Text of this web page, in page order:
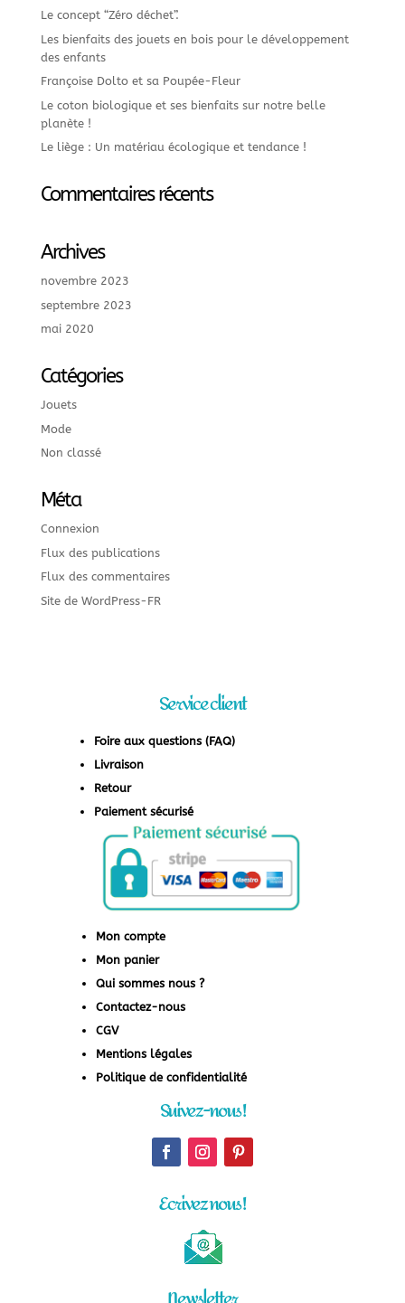
Le concept “Zéro déchet”.
Les bienfaits des jouets en bois pour le développement
des enfants
Françoise Dolto et sa Poupée-Fleur
Le coton biologique et ses bienfaits sur notre belle
planète !
Le liège : Un matériau écologique et tendance !
Commentaires récents
Archives
novembre 2023
septembre 2023
mai 2020
Catégories
Jouets
Mode
Non classé
Méta
Connexion
Flux des publications
Flux des commentaires
Site de WordPress-FR
Service client
Foire aux questions (FAQ)
Livraison
Retour
Paiement sécurisé
Mon compte
Mon panier
Qui sommes nous ?
Contactez-nous
CGV
Mentions légales
Politique de confidentialité
Suivez-nous !
Ecrivez nous !